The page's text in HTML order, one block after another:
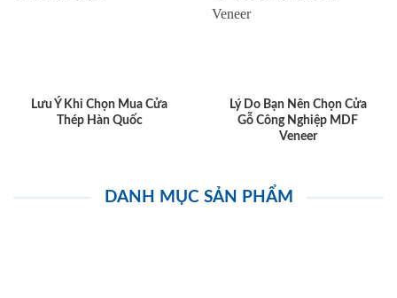
Lưu Ý Khi Chọn Mua Cửa
Thép Hàn Quốc
Lý Do Bạn Nên Chọn Cửa
Gỗ Công Nghiệp MDF
Veneer
DANH MỤC SẢN PHẨM